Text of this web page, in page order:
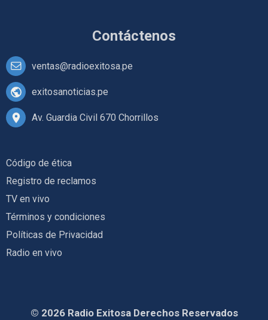
Contáctenos
ventas@radioexitosa.pe
exitosanoticias.pe
Av. Guardia Civil 670 Chorrillos
Código de ética
Registro de reclamos
TV en vivo
Términos y condiciones
Políticas de Privacidad
Radio en vivo
© 2026 Radio Exitosa Derechos Reservados